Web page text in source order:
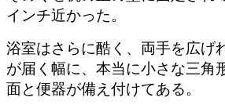
インチ近かった。
浴室はさらに酷く、両手を広げ
が届く幅に、本当に小さな三角
面と便器が備え付けてある。